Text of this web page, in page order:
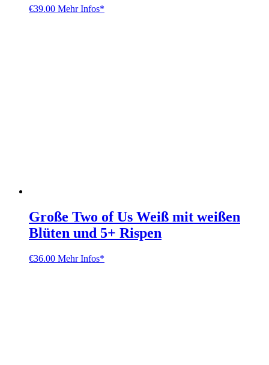
€39.00 Mehr Infos*
Große Two of Us Weiß mit weißen
Blüten und 5+ Rispen
€36.00 Mehr Infos*